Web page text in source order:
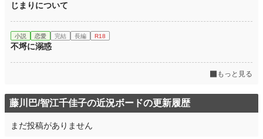
じまりについて
小説 恋愛 完結 長編 R18
不埒に溺惑
もっと見る
藤川巴/智江千佳子の近況ボードの更新履歴
まだ投稿がありません